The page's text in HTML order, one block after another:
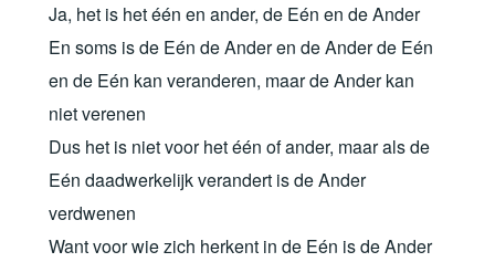
Ja, het is het één en ander, de Eén en de Ander
En soms is de Eén de Ander en de Ander de Eén
en de Eén kan veranderen, maar de Ander kan
niet verenen
Dus het is niet voor het één of ander, maar als de
Eén daadwerkelijk verandert is de Ander
verdwenen
Want voor wie zich herkent in de Eén is de Ander